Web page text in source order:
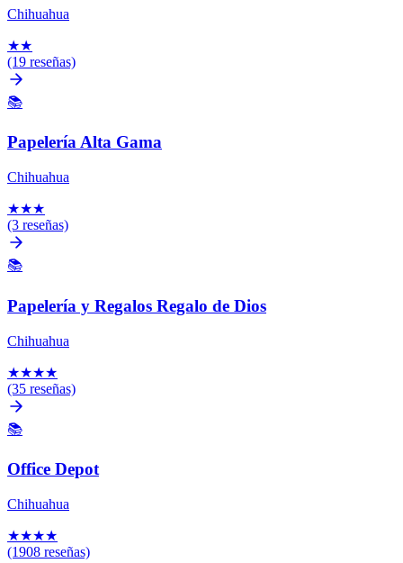
Chihuahua
★★
(19 reseñas)
📚
Papelería Alta Gama
Chihuahua
★★★
(3 reseñas)
📚
Papelería y Regalos Regalo de Dios
Chihuahua
★★★★
(35 reseñas)
📚
Office Depot
Chihuahua
★★★★
(1908 reseñas)